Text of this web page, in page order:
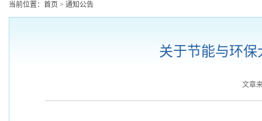
当前位置： 首页 > 通知公告
关于节能与环
文章